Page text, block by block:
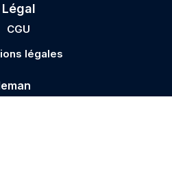
Légal
CGU
légales